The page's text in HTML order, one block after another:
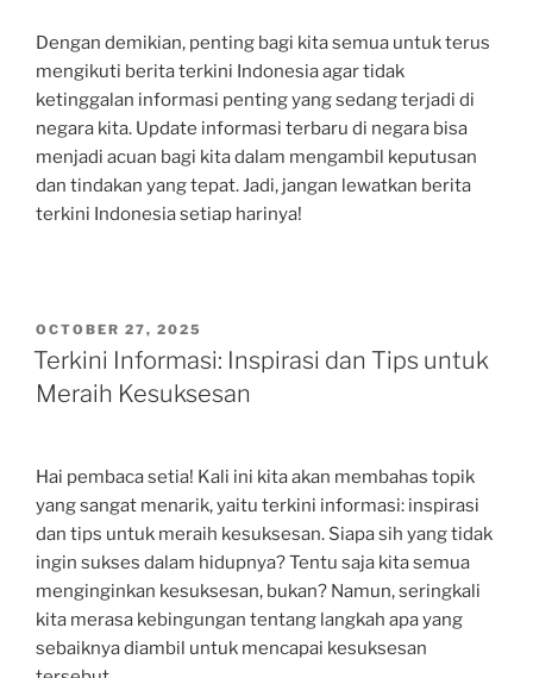
Dengan demikian, penting bagi kita semua untuk terus
mengikuti berita terkini Indonesia agar tidak
ketinggalan informasi penting yang sedang terjadi di
negara kita. Update informasi terbaru di negara bisa
menjadi acuan bagi kita dalam mengambil keputusan
dan tindakan yang tepat. Jadi, jangan lewatkan berita
terkini Indonesia setiap harinya!
POSTED
ON
OCTOBER 27, 2025
Terkini Informasi: Inspirasi dan Tips untuk
Meraih Kesuksesan
Hai pembaca setia! Kali ini kita akan membahas topik
yang sangat menarik, yaitu terkini informasi: inspirasi
dan tips untuk meraih kesuksesan. Siapa sih yang tidak
ingin sukses dalam hidupnya? Tentu saja kita semua
menginginkan kesuksesan, bukan? Namun, seringkali
kita merasa kebingungan tentang langkah apa yang
sebaiknya diambil untuk mencapai kesuksesan